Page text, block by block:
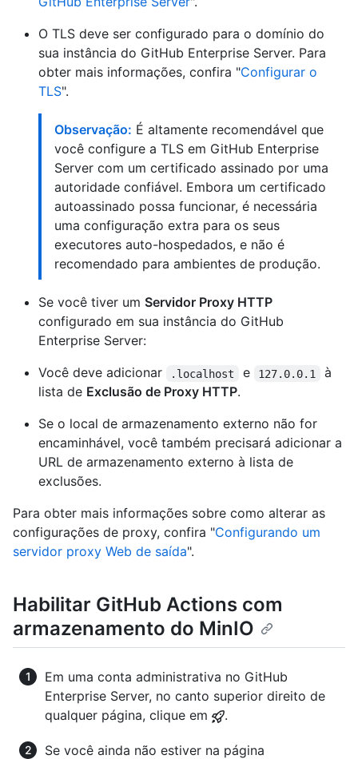
O TLS deve ser configurado para o domínio do
sua instância do GitHub Enterprise Server. Para
obter mais informações, confira "Configurar o
TLS".
Observação: É altamente recomendável que
você configure a TLS em GitHub Enterprise
Server com um certificado assinado por uma
autoridade confiável. Embora um certificado
autoassinado possa funcionar, é necessária
uma configuração extra para os seus
executores auto-hospedados, e não é
recomendado para ambientes de produção.
Se você tiver um Servidor Proxy HTTP
configurado em sua instância do GitHub
Enterprise Server:
Você deve adicionar
.localhost e 127.0.0.1
à
lista de Exclusão de Proxy HTTP.
Se o local de armazenamento externo não for
encaminhável, você também precisará adicionar a
URL de armazenamento externo à lista de
exclusões.
Para obter mais informações sobre como alterar as
configurações de proxy, confira "Configurando um
servidor proxy Web de saída".
Habilitar GitHub Actions com
armazenamento do MinIO
Em uma conta administrativa no GitHub
Enterprise Server, no canto superior direito de
qualquer página, clique em
.
Se você ainda não estiver na página